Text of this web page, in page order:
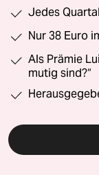
Jedes
Nur 38 Euro
Als Prämie
mutig sind?“